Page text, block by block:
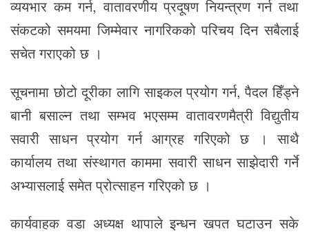
व्ययभार कम गर्न, वातावरणीय प्रदूषण नियन्त्रण गर्न तथा
संकटको समयमा जिम्मेवार नागरिकको परिचय दिन सबैलाई
सचेत गराएको छ ।
सूचनामा छोटो दूरीका लागि साइकल प्रयोग गर्न, पैदल हिँड्ने
बानी बसाल्न तथा सम्भव भएसम्म वातावरणमैत्री विद्युतीय
सवारी साधन प्रयोग गर्न आग्रह गरिएको छ । साथै
कार्यालय तथा संस्थागत काममा सवारी साधन साझेदारी गर्ने
अभ्यासलाई समेत प्रोत्साहन गरिएको छ ।
कार्यवाहक वडा अध्यक्ष थापाले इन्धन खपत घटाउन सके